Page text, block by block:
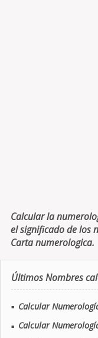
Calcular la
el significado de los
Carta numerologica.
Últimos Nombres
■ Calcular
■ Calcular